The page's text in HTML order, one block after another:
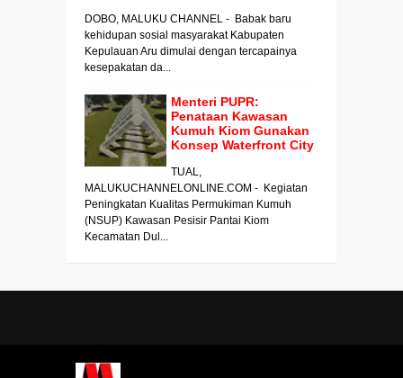
DOBO, MALUKU CHANNEL - Babak baru
kehidupan sosial masyarakat Kabupaten
Kepulauan Aru dimulai dengan tercapainya
kesepakatan da...
Menteri PUPR:
Penataan Kawasan
Kumuh Kiom Gunakan
Konsep Waterfront City
TUAL,
MALUKUCHANNELONLINE.COM - Kegiatan
Peningkatan Kualitas Permukiman Kumuh
(NSUP) Kawasan Pesisir Pantai Kiom
Kecamatan Dul...